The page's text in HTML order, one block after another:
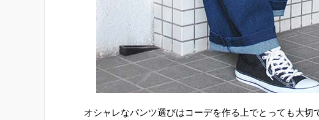
オシャレなパンツ選びはコーデを作る上でとっても大